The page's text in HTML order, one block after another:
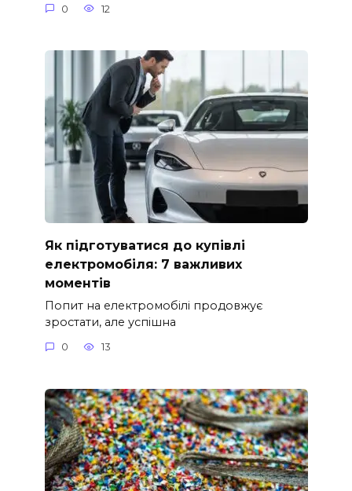
0 12
Як підготуватися до купівлі
електромобіля: 7 важливих
моментів
Попит на електромобілі продовжує
зростати, але успішна
0 13